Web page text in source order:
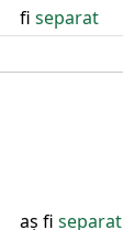
fi separat
aș fi separat